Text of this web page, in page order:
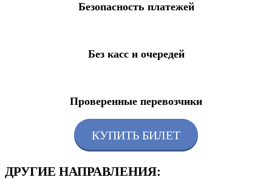
Безопасность платежей
Без касс и очередей
Проверенные перевозчики
КУПИТЬ БИЛЕТ
ДРУГИЕ НАПРАВЛЕНИЯ: